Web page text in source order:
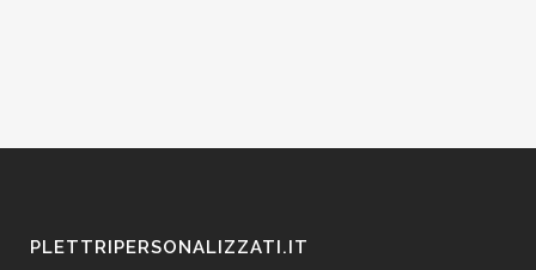
PLETTRIPERSONALIZZATI.IT